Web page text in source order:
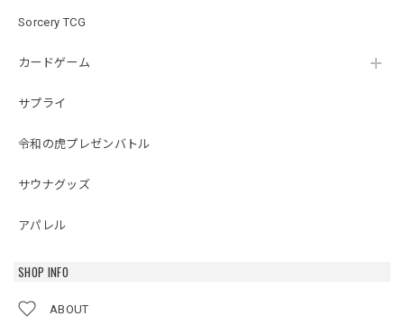
Sorcery TCG
カードゲーム
サプライ
令和の虎プレゼンバトル
サウナグッズ
アパレル
SHOP INFO
ABOUT